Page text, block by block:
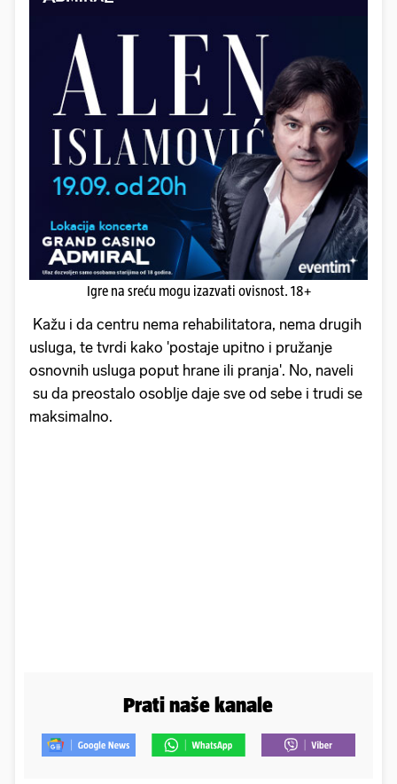
Igre na sreću mogu izazvati ovisnost. 18+
Kažu i da centru nema rehabilitatora, nema drugih
usluga, te tvrdi kako 'postaje upitno i pružanje
osnovnih usluga poput hrane ili pranja'. No, naveli
su da preostalo osoblje daje sve od sebe i trudi se
maksimalno.
Prati naše kanale